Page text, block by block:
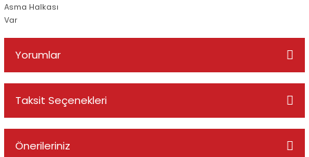
Asma Halkası
Var
Yorumlar
Taksit Seçenekleri
Önerileriniz